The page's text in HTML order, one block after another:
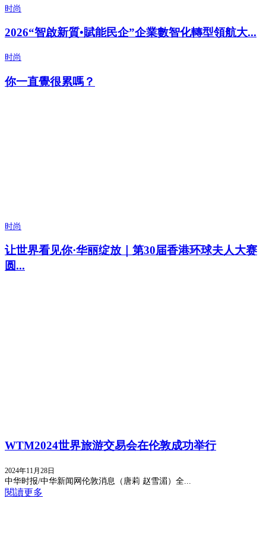
时尚
2026“智啟新質•賦能民企”企業數智化轉型領航大...
时尚
你一直覺很累嗎？
时尚
让世界看见你·华丽绽放｜第30届香港环球夫人大赛
圆...
WTM2024世界旅游交易会在伦敦成功举行
2024年11月28日
中华时报/中华新闻网伦敦消息（唐莉 赵雪湄）全...
閱讀更多